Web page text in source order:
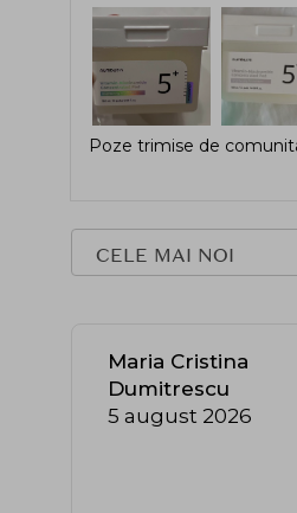
Poze trimise de
Maria Cristina
Dumitrescu
5 august 2026